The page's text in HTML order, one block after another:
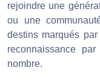
rejoindre une
ou une
destins marqués
reconnaissance
nombre.